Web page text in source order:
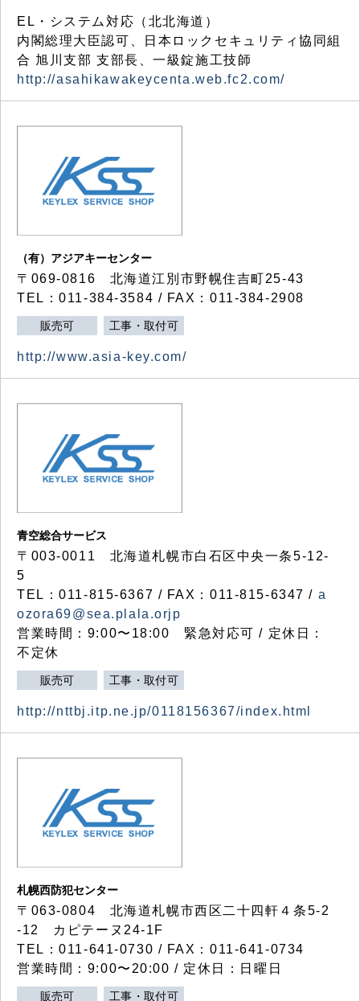
EL・システム対応（北北海道）
内閣総理大臣認可、日本ロックセキュリティ協同組
合 旭川支部 支部長、一級錠施工技師
http://asahikawakeycenta.web.fc2.com/
（有）アジアキーセンター
〒069-0816 北海道江別市野幌住吉町25-43
TEL：011-384-3584 / FAX：011-384-2908
販売可 工事・取付可
http://www.asia-key.com/
青空総合サービス
〒003-0011 北海道札幌市白石区中央一条5-12-
5
TEL：011-815-6367 / FAX：011-815-6347 / a
ozora69@sea.plala.orjp
営業時間：9:00〜18:00 緊急対応可 / 定休日：
不定休
販売可 工事・取付可
http://nttbj.itp.ne.jp/0118156367/index.html
札幌西防犯センター
〒063-0804 北海道札幌市西区二十四軒４条5-2
-12 カピテーヌ24-1F
TEL：011-641-0730 / FAX：011-641-0734
営業時間：9:00〜20:00 / 定休日：日曜日
販売可 工事・取付可